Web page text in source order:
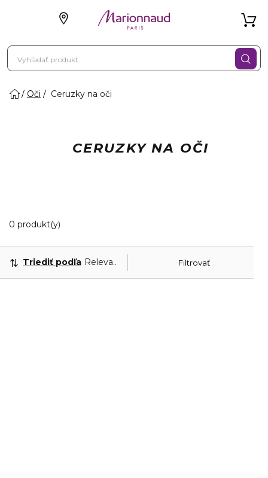
Oči Ceruzky na oči
CERUZKY NA OČI
0 produkt(y)
Filtrovať
Triediť podľa Relevantnosť